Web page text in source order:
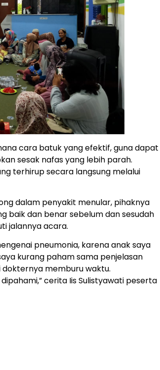
cara batuk yang efektif, guna dapat
sesak nafas yang lebih parah.
terhirup secara langsung melalui
dalam penyakit menular, pihaknya
baik dan benar sebelum dan sesudah
jalannya acara.
pneumonia, karena anak saya
kurang paham sama penjelasan
memburu waktu.
cerita Iis Sulistyawati peserta